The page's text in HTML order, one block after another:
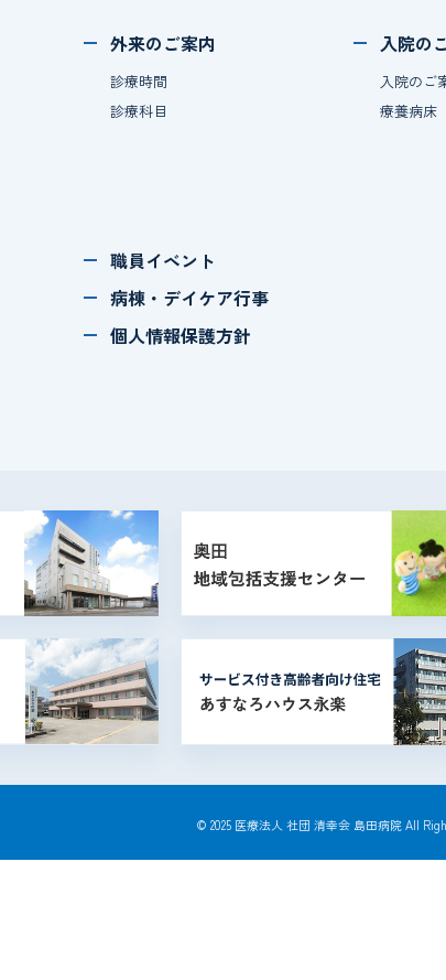
外来のご案内
診療時間
診療科目
入院の
入院のご
療養病床
職員イベント
病棟・デイケア行事
個人情報保護方針
© 2025 医療法人 社団 清幸会 島田病院 All